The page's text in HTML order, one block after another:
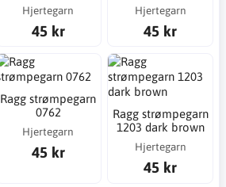
Hjertegarn
45 kr
Hjertegarn
45 kr
Ragg strømpegarn
0762
Hjertegarn
45 kr
Ragg strømpegarn
1203 dark brown
Hjertegarn
45 kr